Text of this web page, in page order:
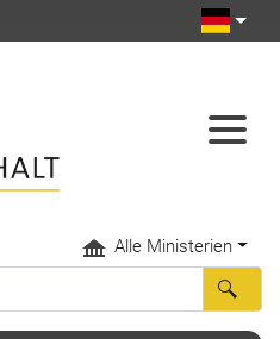
Alle Ministerien